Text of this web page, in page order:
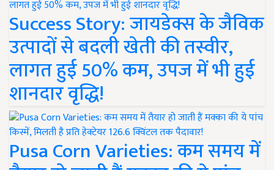
Success Story: जायडेक्स के जैविक
उत्पादों से बदली खेती की तस्वीर,
लागत हुई 50% कम, उपज में भी हुई
शानदार वृद्धि!
Pusa Corn Varieties: कम समय में